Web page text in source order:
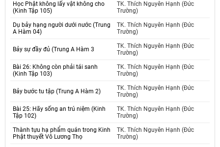
Học Phật không lấy vật không cho
(Kinh Tập 105)
TK. Thích Nguyên Hạnh (Đức
Trường)
Dụ bảy hạng người dưới nước (Trung
A Hàm 04)
TK. Thích Nguyên Hạnh (Đức
Trường)
Bảy sự đầy đủ (Trung A Hàm 3
TK. Thích Nguyên Hạnh (Đức
Trường)
Bài 26: Không còn phải tái sanh
(Kinh Tập 103)
TK. Thích Nguyên Hạnh (Đức
Trường)
Bảy bước tu tập (Trung A Hàm 2)
TK. Thích Nguyên Hạnh (Đức
Trường)
Bài 25: Hãy sống an trú niệm (Kinh
Tập 102)
TK. Thích Nguyên Hạnh (Đức
Trường)
Thành tựu hạ phẩm quán trong Kinh
Phật thuyết Vô Lương Thọ
TK. Thích Nguyên Hạnh (Đức
Trường)